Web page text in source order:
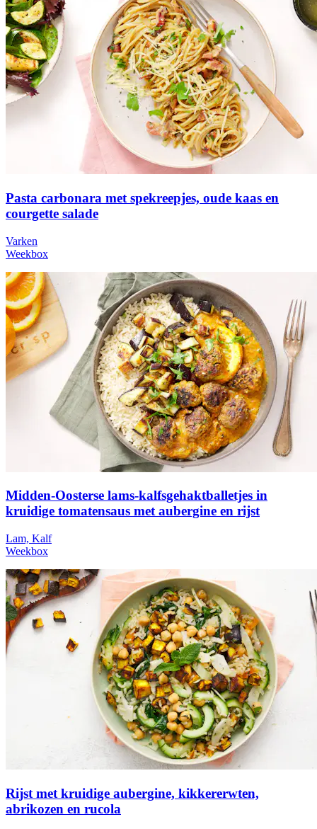
Pasta carbonara met spekreepjes, oude kaas en
courgette salade
Varken
Weekbox
Midden-Oosterse lams-kalfsgehaktballetjes in
kruidige tomatensaus met aubergine en rijst
Lam, Kalf
Weekbox
Rijst met kruidige aubergine, kikkererwten,
abrikozen en rucola